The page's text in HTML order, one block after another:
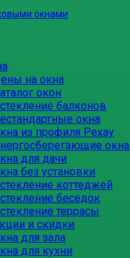
окнами
на окна
окон
балконов
окна
из профиля Рехау
окна
для дачи
без установки
коттеджей
беседок
террасы
и скидки
для зала
для кухни